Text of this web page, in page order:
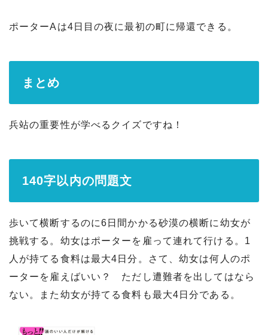
ポーターAは4日目の夜に最初の町に帰還できる。
まとめ
兵站の重要性が学べるクイズですね！
140字以内の問題文
歩いて横断するのに6日間かかる砂漠の横断に幼女が
挑戦する。幼女はポーターを雇って連れて行ける。1
人が持てる食料は最大4日分。さて、幼女は何人のポ
ーターを雇えばいい？ ただし遭難者を出してはなら
ない。また幼女が持てる食料も最大4日分である。